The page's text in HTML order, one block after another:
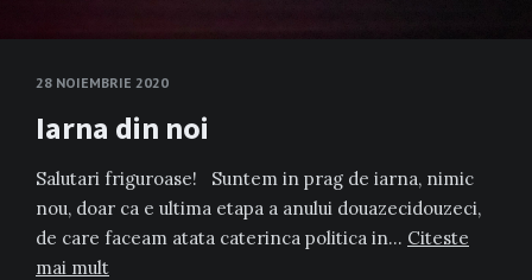
28 NOIEMBRIE 2020
Iarna din noi
Salutari friguroase! Suntem in prag de iarna, nimic
nou, doar ca e ultima etapa a anului douazecidouzeci,
de care faceam atata caterinca politica in… Citeste
mai mult